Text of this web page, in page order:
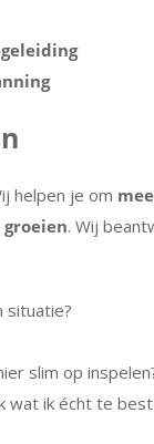
helpen je om
. Wij
situatie?
slim op
wat ik écht te